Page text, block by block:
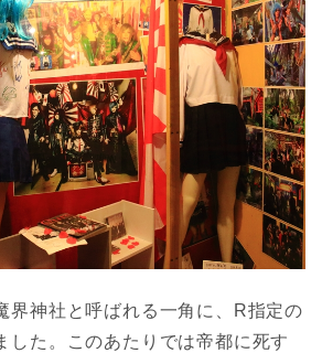
界神社と呼ばれる一角に、R指定の
した。このあたりでは帝都に死す